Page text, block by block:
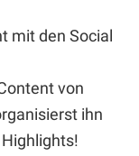
mit den Social
von
ihn